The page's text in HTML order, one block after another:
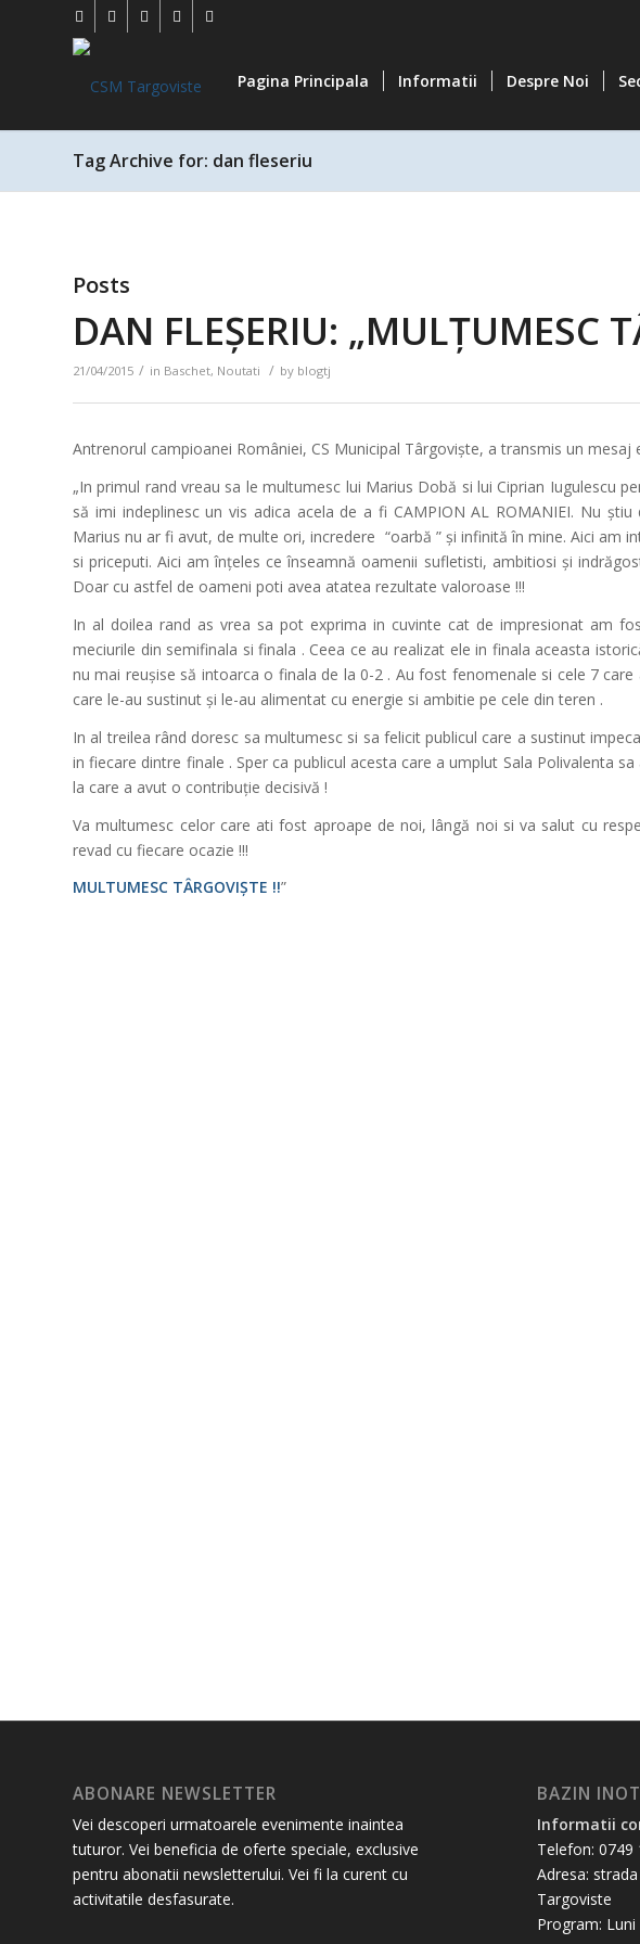
Pagina Principala Informatii Despre Noi
Tag Archive for: dan fleseriu
Posts
DAN FLEȘERIU: „MULȚUMESC
21/04/2015 / in Baschet, Noutati / by blogtj
Antrenorul campioanei României, CS Municipal Târgoviște, a transmis un
„In primul rand vreau sa le multumesc lui Marius Dobă si lui Ciprian Iugulescu
să imi indeplinesc un vis adica acela de a fi CAMPION AL ROMANIEI. Nu
Marius nu ar fi avut, de multe ori, incredere “oarbă ” și infinită în mine. Aici am
si priceputi. Aici am înțeles ce înseamnă oamenii sufletisti, ambitiosi și
Doar cu astfel de oameni poti avea atatea rezultate valoroase !!!
In al doilea rand as vrea sa pot exprima in cuvinte cat de impresionat am
meciurile din semifinala si finala . Ceea ce au realizat ele in finala aceasta
nu mai reușise să intoarca o finala de la 0-2 . Au fost fenomenale si cele 7
care le-au sustinut și le-au alimentat cu energie si ambitie pe cele din teren .
In al treilea rând doresc sa multumesc si sa felicit publicul care a sustinut
in fiecare dintre finale . Sper ca publicul acesta care a umplut Sala Polivalenta
la care a avut o contribuție decisivă !
Va multumesc celor care ati fost aproape de noi, lângă noi si va salut cu
revad cu fiecare ocazie !!!
MULTUMESC TÂRGOVIȘTE !!”
ABONARE NEWSLETTER
Vei descoperi urmatoarele evenimente inaintea
tuturor. Vei beneficia de oferte speciale, exclusive
pentru abonatii newsletterului. Vei fi la curent cu
activitatile desfasurate.
BAZIN INOT
Informatii
Telefon: 0749
Adresa:
Targoviste
Program: